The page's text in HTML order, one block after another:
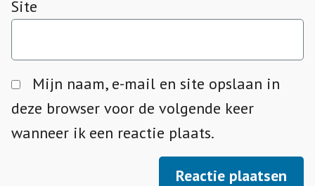
Site
Mijn naam, e-mail en site opslaan in
deze browser voor de volgende keer
wanneer ik een reactie plaats.